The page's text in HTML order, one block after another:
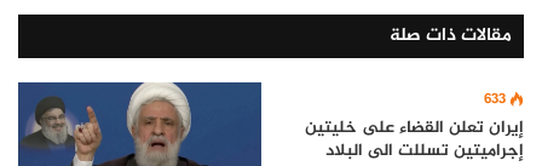
مقالات ذات صلة
633
إيران تعلن القضاء على خليتين
إجراميتين تسللت الى البلاد